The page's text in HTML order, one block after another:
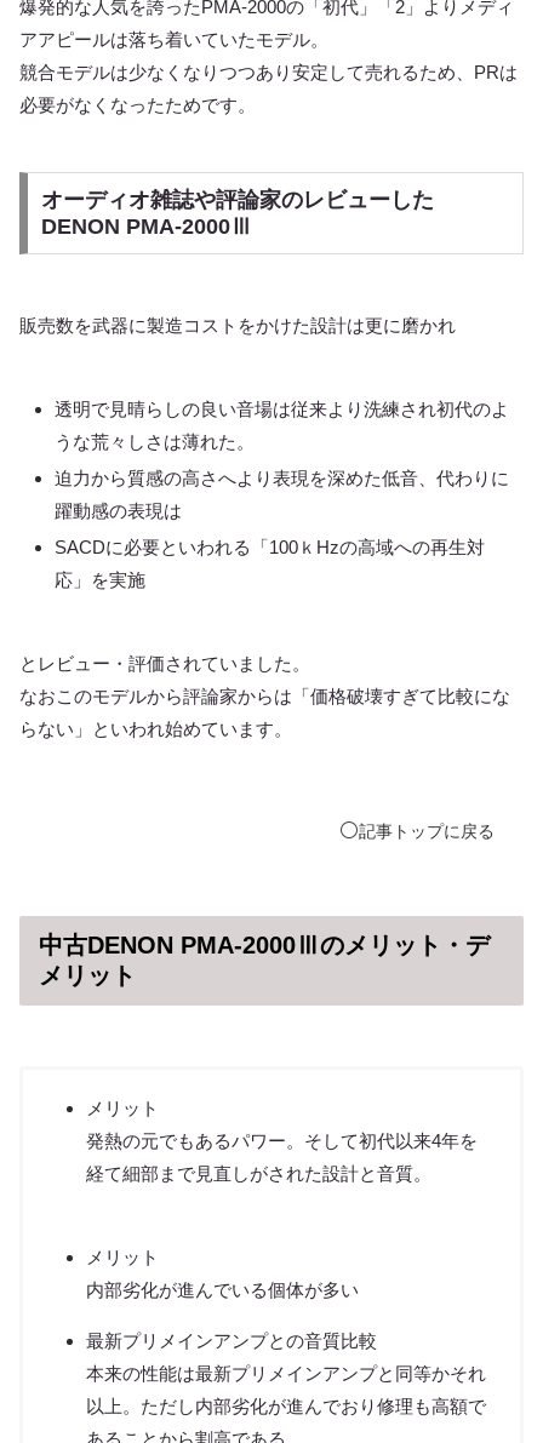
爆発的な人気を誇ったPMA-2000の「初代」「2」よりメディ
アアピールは落ち着いていたモデル。
競合モデルは少なくなりつつあり安定して売れるため、PRは
必要がなくなったためです。
オーディオ雑誌や評論家のレビューした
DENON PMA-2000Ⅲ
販売数を武器に製造コストをかけた設計は更に磨かれ
透明で見晴らしの良い音場は従来より洗練され初代のよ
うな荒々しさは薄れた。
迫力から質感の高さへより表現を深めた低音、代わりに
躍動感の表現は
SACDに必要といわれる「100ｋHzの高域への再生対
応」を実施
とレビュー・評価されていました。
なおこのモデルから評論家からは「価格破壊すぎて比較にな
らない」といわれ始めています。
⚪️記事トップに戻る
中古DENON PMA-2000Ⅲのメリット・デ
メリット
メリット
発熱の元でもあるパワー。そして初代以来4年を
経て細部まで見直しがされた設計と音質。
メリット
内部劣化が進んでいる個体が多い
最新プリメインアンプとの音質比較
本来の性能は最新プリメインアンプと同等かそれ
以上。ただし内部劣化が進んでおり修理も高額で